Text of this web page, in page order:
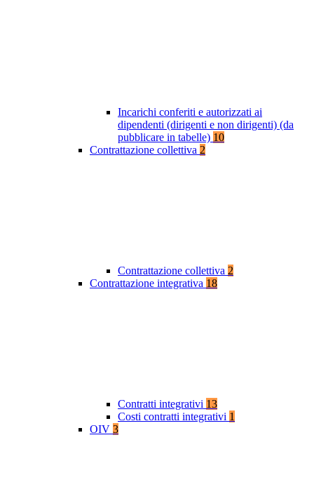
Incarichi conferiti e autorizzati ai
dipendenti (dirigenti e non dirigenti) (da
pubblicare in tabelle) 10
Contrattazione collettiva 2
Contrattazione collettiva 2
Contrattazione integrativa 18
Contratti integrativi 13
Costi contratti integrativi 1
OIV 3